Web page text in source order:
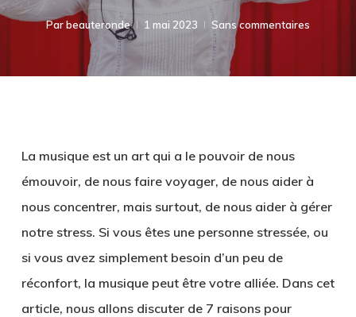
Parbeauteronde 1 mai 2023 Sans commentaires
La musique est un art qui a le pouvoir de nous
émouvoir, de nous faire voyager, de nous aider à
nous concentrer, mais surtout, de nous aider à gérer
notre stress. Si vous êtes une personne stressée, ou
si vous avez simplement besoin d’un peu de
réconfort, la musique peut être votre alliée. Dans cet
article, nous allons discuter de 7 raisons pour